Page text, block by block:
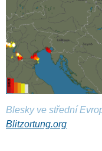
Blesky ve střední
Blitzortung.org